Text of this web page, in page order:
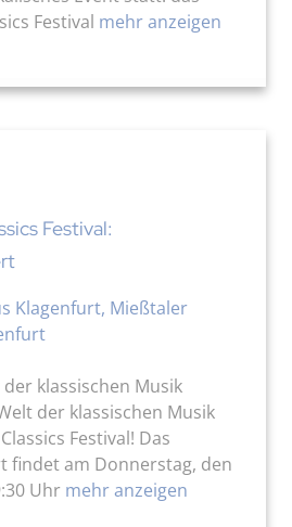
Festival mehr anzeigen
Festival:
Klagenfurt, Mießtaler
klassischen Musik
der klassischen Musik
Festival! Das
findet am Donnerstag, den
Uhr mehr anzeigen